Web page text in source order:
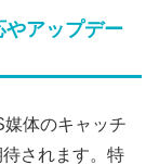
やアップデー
体のキャッチ
されます。特